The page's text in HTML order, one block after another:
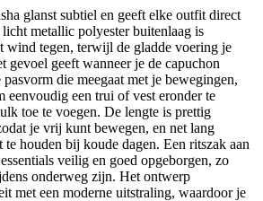
glanst subtiel en geeft elke outfit direct
metallic polyester buitenlaag is
wind tegen, terwijl de gladde voering je
gevoel geeft wanneer je de capuchon
die meegaat met je bewegingen,
eenvoudig een trui of vest eronder te
toe te voegen. De lengte is prettig
je vrij kunt bewegen, en net lang
te houden bij koude dagen. Een ritszak aan
veilig en goed opgeborgen, zo
onderweg zijn. Het ontwerp
met een moderne uitstraling, waardoor je